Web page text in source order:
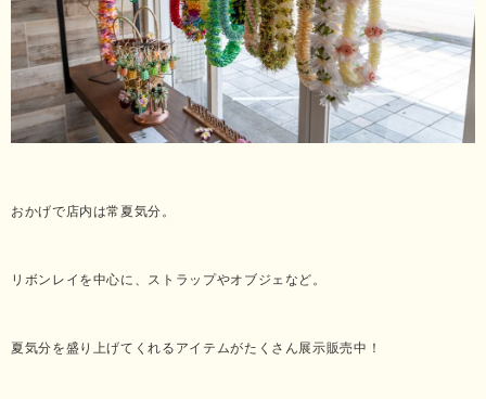
おかげで店内は常夏気分。
リボンレイを中心に、ストラップやオブジェなど。
夏気分を盛り上げてくれるアイテムがたくさん展示販売中！